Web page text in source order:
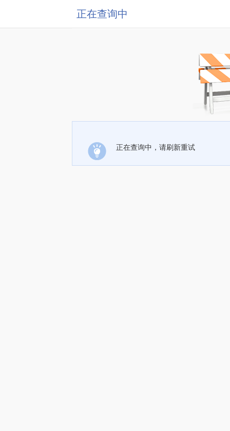
正在查询中
正在查询中，请刷新重试